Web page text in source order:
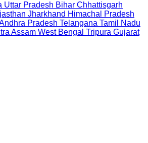
Uttar Pradesh Bihar Chhattisgarh
Jharkhand Himachal Pradesh
Pradesh Telangana Tamil Nadu
Assam West Bengal Tripura Gujarat